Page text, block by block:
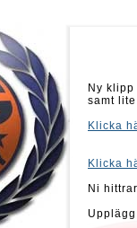
Ny
samt
Klicka
Klicka
Ni